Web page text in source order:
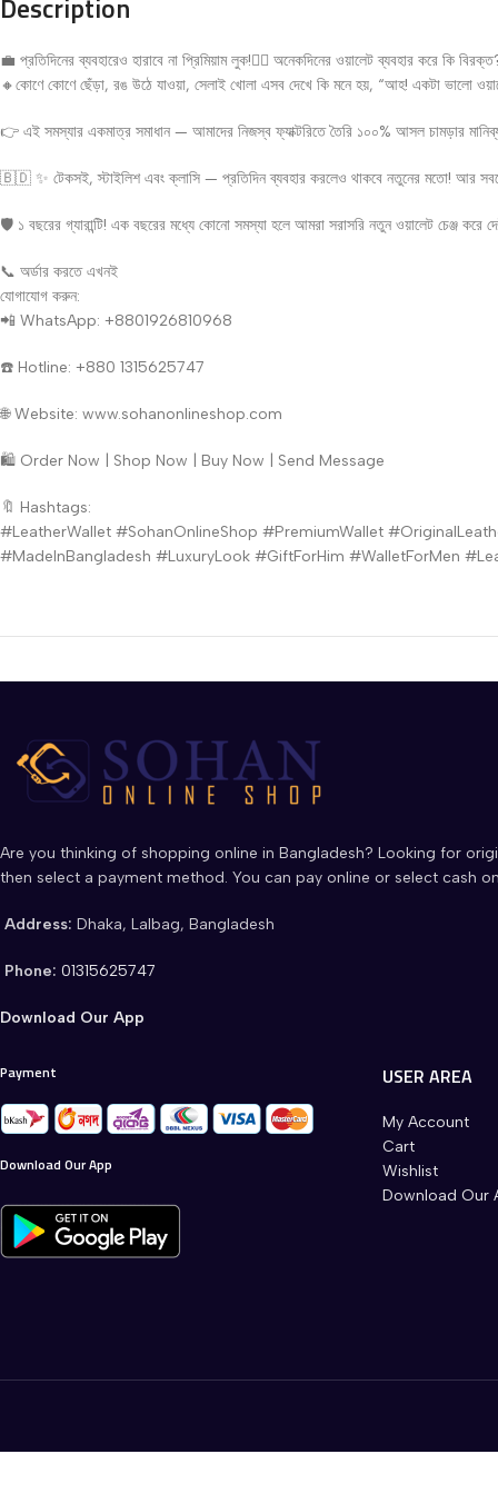
💼 প্রতিদিনের ব্যবহারেও হারাবে না প্রিমিয়াম লুক!🧍‍♂️ অনেকদিনের ওয়ালেট ব্যবহার করে কি
🔸কোণে কোণে ছেঁড়া, রঙ উঠে যাওয়া, সেলাই খোলা এসব দেখে কি মনে হয়, “আহ! একটা ভালো
👉 এই সমস্যার একমাত্র সমাধান — আমাদের নিজস্ব ফ্যাক্টরিতে তৈরি ১০০% আসল চামড়ার
🇧🇩 ✨ টেকসই, স্টাইলিশ এবং ক্লাসি — প্রতিদিন ব্যবহার করলেও থাকবে নতুনের মতো! আর
🛡️ ১ বছরের গ্যারান্টি! এক বছরের মধ্যে কোনো সমস্যা হলে আমরা সরাসরি নতুন ওয়ালেট চেঞ্জ করে
📞 অর্ডার করতে এখনই
যোগাযোগ করুন:
📲 WhatsApp: +8801926810968
☎️ Hotline: +880 1315625747
🌐 Website: www.sohanonlineshop.com
🛍️ Order Now | Shop Now | Buy Now | Send Message
🔖 Hashtags:
#LeatherWallet #SohanOnlineShop #PremiumWallet
#MadeInBangladesh #LuxuryLook #GiftForHim #WalletForMen
Are you thinking of shopping online in Bangladesh? Looking for
then select a payment method. You can pay online or select cash
Address: Dhaka, Lalbag, Bangladesh
Phone: 01315625747
Download Our App
Payment
Download Our App
USER AREA
My Account
Cart
Wishlist
Download Our